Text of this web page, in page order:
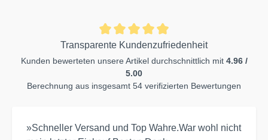
Transparente Kundenzufriedenheit
Kunden bewerteten unsere Artikel durchschnittlich mit 4.96 /
5.00
Berechnung aus insgesamt 54 verifizierten Bewertungen
»Schneller Versand und Top Wahre.War wohl nicht